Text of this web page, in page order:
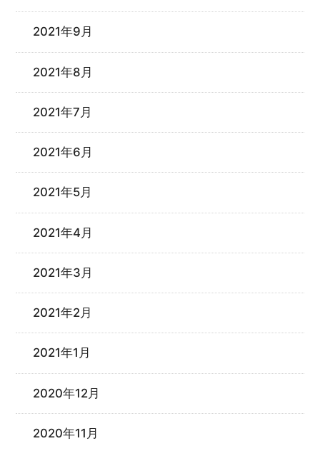
2021年9月
2021年8月
2021年7月
2021年6月
2021年5月
2021年4月
2021年3月
2021年2月
2021年1月
2020年12月
2020年11月